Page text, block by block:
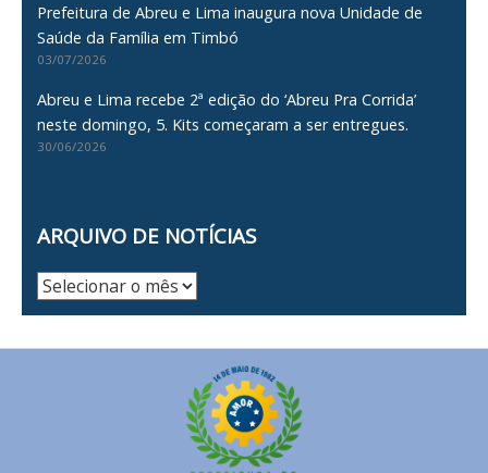
Prefeitura de Abreu e Lima inaugura nova Unidade de
Saúde da Família em Timbó
03/07/2026
Abreu e Lima recebe 2ª edição do ‘Abreu Pra Corrida’
neste domingo, 5. Kits começaram a ser entregues.
30/06/2026
ARQUIVO DE NOTÍCIAS
Arquivo